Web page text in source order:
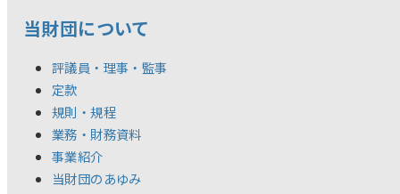
当財団について
評議員・理事・監事
定款
規則・規程
業務・財務資料
事業紹介
当財団のあゆみ